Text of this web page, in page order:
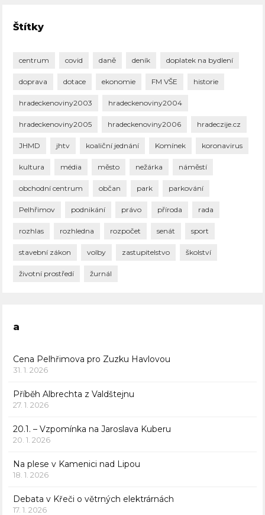
Štítky
centrum covid daně deník doplatek na bydlení
doprava dotace ekonomie FM VŠE historie
hradeckenoviny2003 hradeckenoviny2004
hradeckenoviny2005 hradeckenoviny2006 hradeczije.cz
JHMD jhtv koaliční jednání Komínek koronavirus
kultura média město nežárka náměstí
obchodní centrum občan park parkování
Pelhřimov podnikání právo příroda rada
rozhlas rozhledna rozpočet senát sport
stavební zákon volby zastupitelstvo školství
životní prostředí žurnál
a
Cena Pelhřimova pro Zuzku Havlovou
31. 1. 2026
Příběh Albrechta z Valdštejnu
27. 1. 2026
20.1. – Vzpomínka na Jaroslava Kuberu
20. 1. 2026
Na plese v Kamenici nad Lipou
18. 1. 2026
Debata v Křeči o větrných elektrárnách
17. 1. 2026